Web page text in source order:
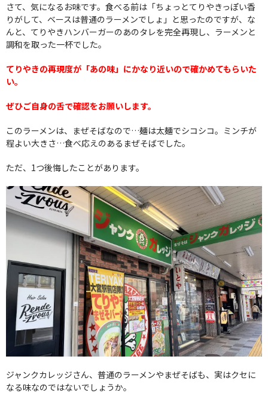
さて、気になるお味です。食べる前は「ちょっとてりやきっぽい香
りがして、ベースは普通のラーメンでしょ」と思ったのですが、な
んと、てりやきハンバーガーのあのタレを完全再現し、ラーメンと
調和を取った一杯でした。
てりやきの再現度が「あの味」にかなり近いので確かめてもらいた
い。
ぜひご自身の舌で確認をお願いします。
このラーメンは、まぜそばなので…麺は太麺でシコシコ。ミンチが
程よい大きさ…食べ応えのあるまぜそばでした。
ただ、1つ後悔したことがあります。
ジャンクカレッジさん、普通のラーメンやまぜそばも、実はクセに
なる味なのではないでしょうか。